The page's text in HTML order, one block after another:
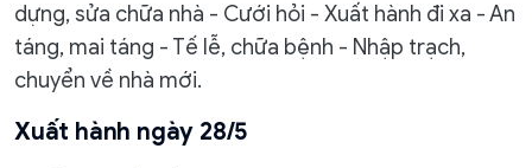
dựng, sửa chữa nhà - Cưới hỏi - Xuất hành đi xa - An
táng, mai táng - Tế lễ, chữa bệnh - Nhập trạch,
chuyển về nhà mới.
Xuất hành ngày 28/5